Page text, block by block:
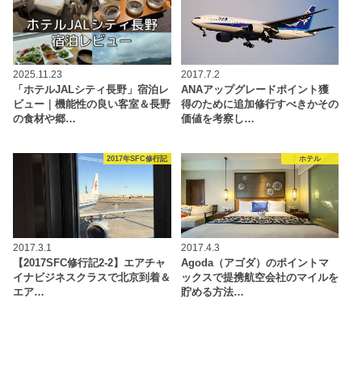
2025.11.23
「ホテルJALシティ長野」宿泊レ
ビュー｜機能性の良い客室＆長野
の食材や郷…
2017.7.2
ANAアップグレードポイント獲
得のために追加修行すべきかその
価値を考察し…
2017年SFC修行記
2017.3.1
【2017SFC修行記2-2】エアチャ
イナビジネスクラスで北京到着＆
エア…
ホテル
2017.4.3
Agoda（アゴダ）のポイントマ
ックスで提携航空会社のマイルを
貯める方法…